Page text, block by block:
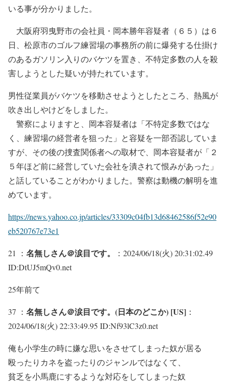
いる事が分かりました。
大阪府羽曳野市の会社員・岡本勝年容疑者（６５）は６
日、松原市のゴルフ練習場の事務所の前に爆発する仕掛け
のあるガソリン入りのバケツを置き、不特定多数の人を殺
害しようとした疑いが持たれています。
男性従業員がバケツを移動させようとしたところ、熱風が
吹き出しやけどをしました。
警察によりますと、岡本容疑者は「不特定多数ではな
く、練習場の経営者を狙った」と容疑を一部否認していま
すが、その後の捜査関係者への取材で、岡本容疑者が「２
５年ほど前に経営していた会社を潰されて恨みがあった」
と話していることがわかりました。警察は動機の解明を進
めています。
https://news.yahoo.co.jp/articles/33309c04fb13d68462586f52e90
eb520767e73e1
21 ： 名無しさん＠涙目です。
：2024/06/18(火) 20:31:02.49
ID:DtUJ5mQv0.net
25年前て
37 ： 名無しさん＠涙目です。(日本のどこか) [US] ：
2024/06/18(火) 22:33:49.95 ID:Nf93lC3z0.net
俺も小学生の時に嫌な思いをさせてしまった奴が居る
殴ったりカネを盗ったりのジャンルではなくて、
貧乏を小馬鹿にするような対応をしてしまった奴